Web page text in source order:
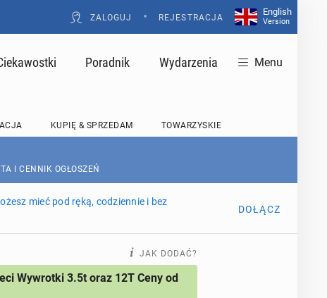
ZALOGUJ • REJESTRACJA
English
Version
Poradnik Wydarzenia Menu
KUPIĘ & SPRZEDAM TOWARZYSKIE
I CENNIK OGŁOSZEŃ
mieć pod ręką, codziennie i bez
DOŁĄCZ
JAK DODAĆ?
Wywrotki 3.5t oraz 12T Ceny od